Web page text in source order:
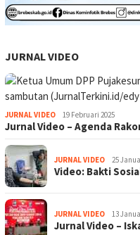
JURNAL VIDEO
JURNAL VIDEO 19 Februari 2025
Jurnal Video – Agenda
JURNAL VIDEO 25
Video: Bakti
JURNAL VIDEO 13
Jurnal Video –